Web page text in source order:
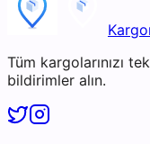
Tüm kargolarınızı
bildirimler alın.